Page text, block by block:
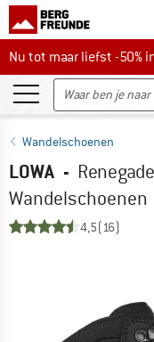
Nu tot maar liefst -50%
Nu tot maar liefst -50%
Wandelschoenen
LOWA -
Wandelschoenen
4,5(16)